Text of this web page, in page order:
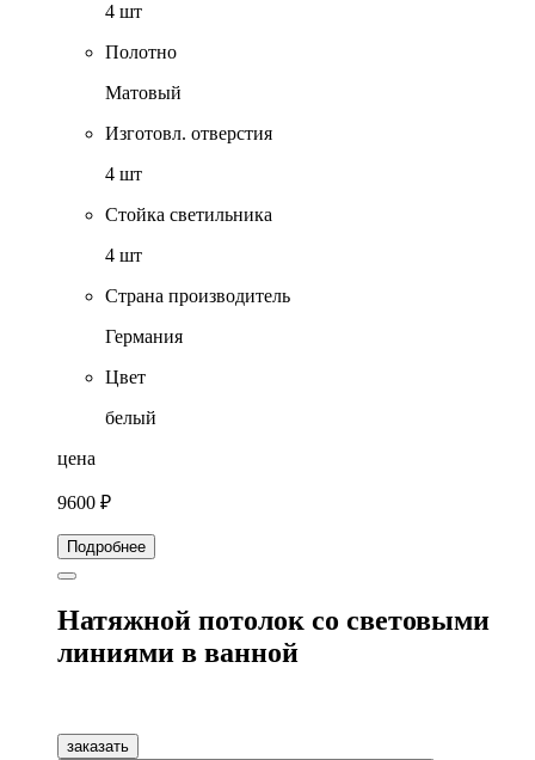
4 шт
Полотно
Матовый
Изготовл. отверстия
4 шт
Стойка светильника
4 шт
Страна производитель
Германия
Цвет
белый
цена
9600 ₽
Подробнее
Натяжной потолок со световыми
линиями в ванной
заказать